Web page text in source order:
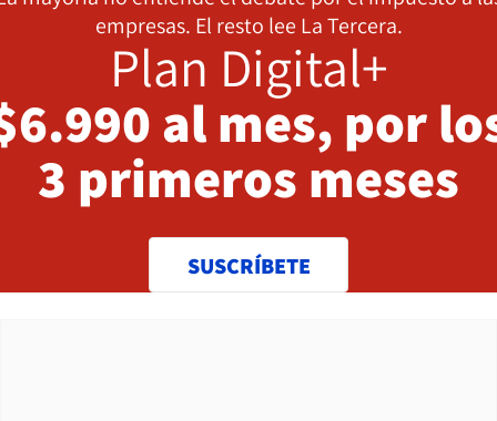
empresas. El resto lee La Tercera.
Plan Digital+
al mes, por
3 primeros meses
SUSCRÍBETE